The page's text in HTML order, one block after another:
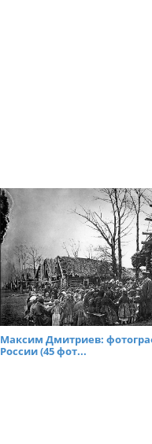
Максим Дмитриев:
России (45 фот...